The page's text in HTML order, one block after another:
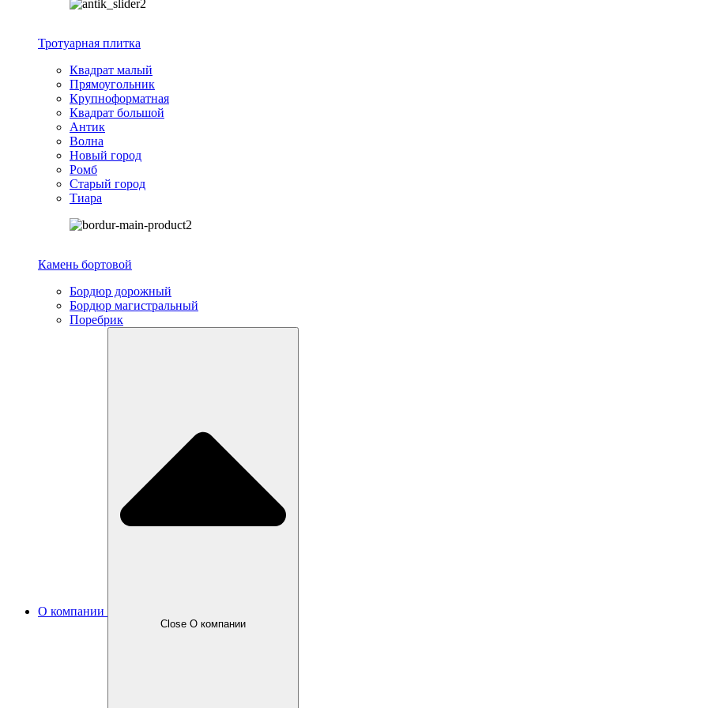
Тротуарная плитка
Квадрат малый
Прямоугольник
Крупноформатная
Квадрат большой
Антик
Волна
Новый город
Ромб
Старый город
Тиара
Камень бортовой
Бордюр дорожный
Бордюр магистральный
Поребрик
О компании
Close О компании